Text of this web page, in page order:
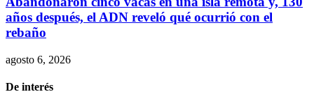
años después, el ADN reveló qué ocurrió con el
rebaño
agosto 6, 2026
De interés